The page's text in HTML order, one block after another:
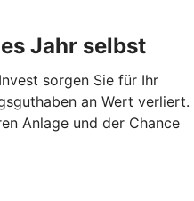
Jahr selbst
sorgen Sie für Ihr
an Wert verliert.
Anlage und der Chance